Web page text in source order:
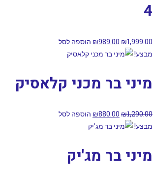
4
₪1,999.00
₪989.00
הוספה לסל
מבצע!
מיני בר מכני קלאסיק
₪1,290.00
₪880.00
הוספה לסל
מבצע!
מיני בר מג'יק